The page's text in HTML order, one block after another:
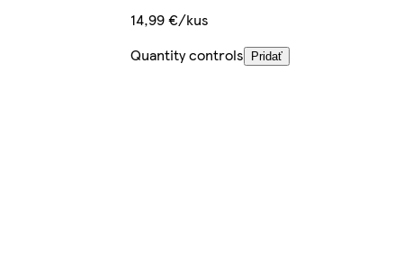
14,99 €/kus
Quantity controls
Pridať